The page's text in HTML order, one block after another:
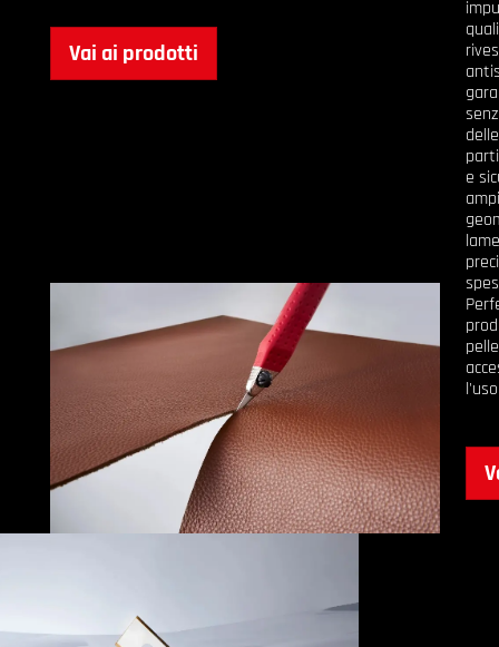
Vai ai prodotti
e